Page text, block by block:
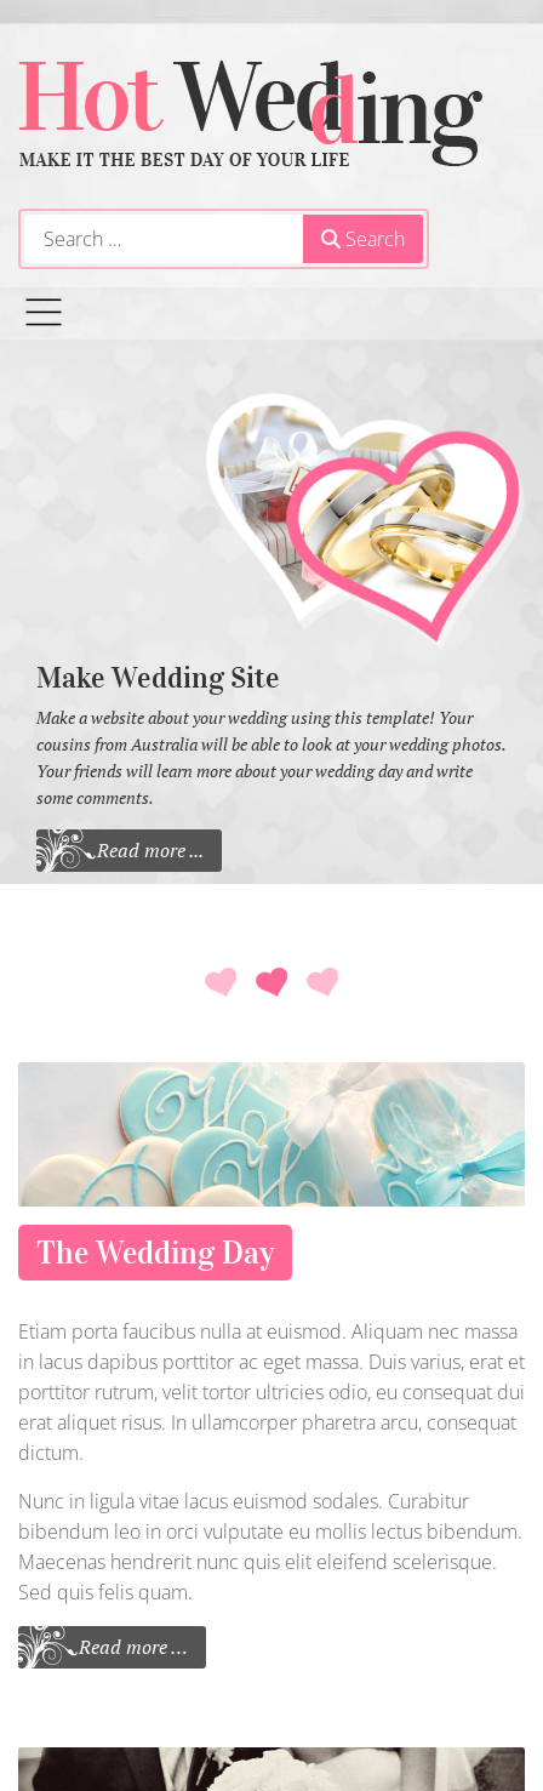
Search
Read more ...
Make Wedding Site
Make a website about your wedding using this template! Your
cousins from Australia will be able to look at your wedding photos.
Your friends will learn more about your wedding day and write
some comments.
Read more ...
Read more ...
The Wedding Day
Etiam porta faucibus nulla at euismod. Aliquam nec massa
in lacus dapibus porttitor ac eget massa. Duis varius, erat et
porttitor rutrum, velit tortor ultricies odio, eu consequat dui
erat aliquet risus. In ullamcorper pharetra arcu, consequat
dictum.
Nunc in ligula vitae lacus euismod sodales. Curabitur
bibendum leo in orci vulputate eu mollis lectus bibendum.
Maecenas hendrerit nunc quis elit eleifend scelerisque.
Sed quis felis quam.
Read more …